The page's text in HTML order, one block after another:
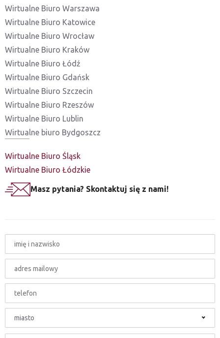
Wirtualne Biuro Warszawa
Wirtualne Biuro Katowice
Wirtualne Biuro Wrocław
Wirtualne Biuro Kraków
Wirtualne Biuro Łódź
Wirtualne Biuro Gdańsk
Wirtualne Biuro Szczecin
Wirtualne Biuro Rzeszów
Wirtualne Biuro Lublin
Wirtualne biuro Bydgoszcz
Wirtualne Biuro Śląsk
Wirtualne Biuro Łódzkie
Masz pytania? Skontaktuj się z nami!
miasto